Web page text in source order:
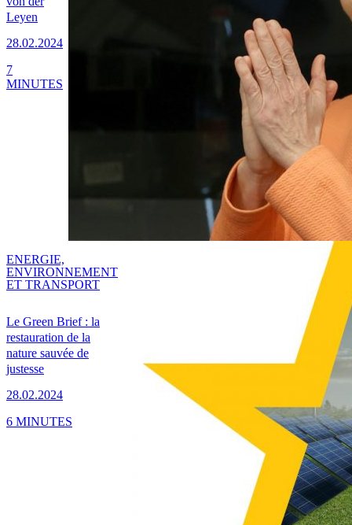
Leyen
28.02.2024
7
MINUTES
Le Green Brief : la
restauration de la
nature sauvée de
justesse
28.02.2024
ENERGIE,
ENVIRONNEMENT
ET TRANSPORT
6 MINUTES